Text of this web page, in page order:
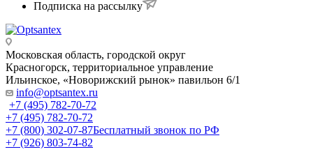
Подписка на рассылку
Московская область, городской округ
Красногорск, территориальное управление
Ильинское, «Новорижский рынок» павильон 6/1
info@optsantex.ru
+7 (495) 782-70-72
+7 (495) 782-70-72
+7 (800) 302-07-87Бесплатный звонок по РФ
+7 (926) 803-74-82